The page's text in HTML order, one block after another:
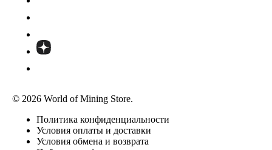
© 2026 World of Mining Store.
Политика конфиденциальности
Условия оплаты и доставки
Условия обмена и возврата